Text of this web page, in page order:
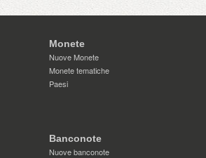
Monete
Nuove Monete
Monete tematiche
Paesi
Banconote
Nuove banconote